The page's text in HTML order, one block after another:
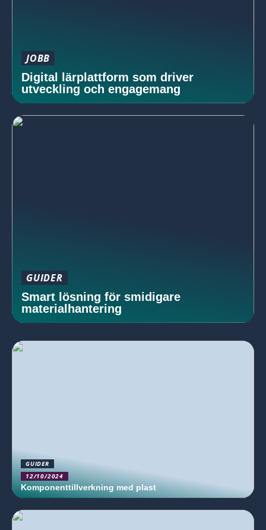
JOBB
Digital lärplattform som driver
utveckling och engagemang
GUIDER
Smart lösning för smidigare
materialhantering
GUIDER
12/10/2024
Komponenttillverkning med plast